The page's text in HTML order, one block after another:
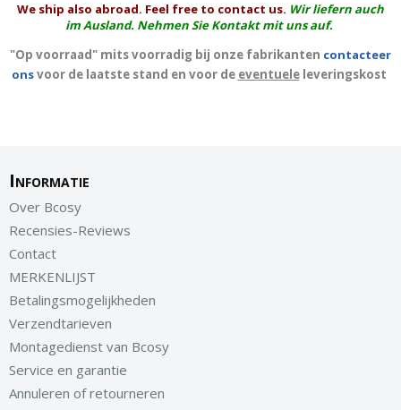
We ship also abroad. Feel free to contact us. Wir liefern auch
im Ausland. Nehmen Sie Kontakt mit uns auf.
"Op voorraad" mits voorradig bij onze fabrikanten contacteer
onsvoor de laatste stand en voor de eventueleleveringskost
Informatie
Over Bcosy
Recensies-Reviews
Contact
MERKENLIJST
Betalingsmogelijkheden
Verzendtarieven
Montagedienst van Bcosy
Service en garantie
Annuleren of retourneren